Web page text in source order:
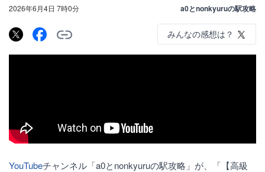
2026年6月4日 7時0分 a0とnonkyuruの駅攻略
みんなの感想は？
YouTubeチャンネル「a0とnonkyuruの駅攻略」が、「【高級